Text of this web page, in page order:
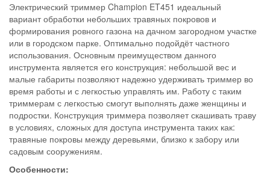
Электрический триммер Champion ET451 идеальный
вариант обработки небольших травяных покровов и
формирования ровного газона на дачном загородном участке
или в городском парке. Оптимально подойдёт частного
использования. Основным преимуществом данного
инструмента является его конструкция: небольшой вес и
малые габариты позволяют надежно удерживать триммер во
время работы и с легкостью управлять им. Работу с таким
триммерам с легкостью смогут выполнять даже женщины и
подростки. Конструкция триммера позволяет скашивать траву
в условиях, сложных для доступа инструмента таких как:
травяные покровы между деревьями, близко к забору или
садовым сооружениям.
Особенности: